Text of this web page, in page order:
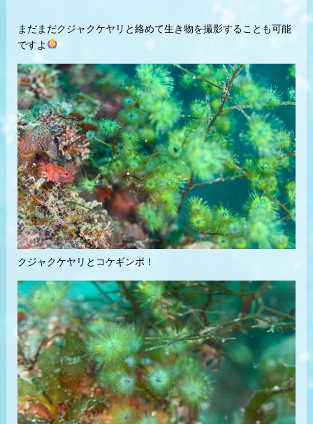
まだまだクジャクケヤリと絡めて生き物を撮影することも可能
ですよ
クジャクケヤリとコケギンポ！